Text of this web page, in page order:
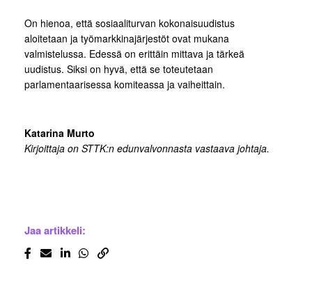
On hienoa, että sosiaaliturvan kokonaisuudistus
aloitetaan ja työmarkkinajärjestöt ovat mukana
valmistelussa. Edessä on erittäin mittava ja tärkeä
uudistus. Siksi on hyvä, että se toteutetaan
parlamentaarisessa komiteassa ja vaiheittain.
Katarina Murto
Kirjoittaja on STTK:n edunvalvonnasta vastaava johtaja.
Jaa artikkeli: